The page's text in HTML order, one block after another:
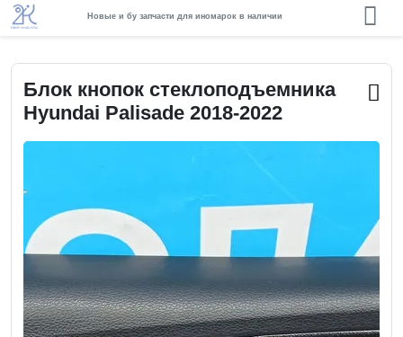
Новые и бу запчасти для иномарок в наличии
Блок кнопок стеклоподъемника
Hyundai Palisade 2018-2022